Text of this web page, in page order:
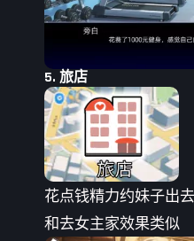
5. 旅店
花点钱精力约妹子出
和去女主家效果类似